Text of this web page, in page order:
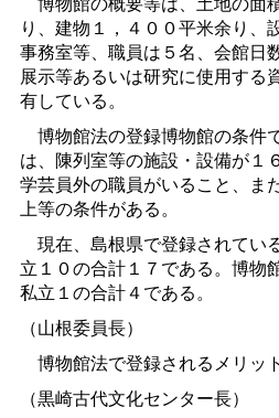
り、建物１，４００平米余り、
事務室等、職員は５名、会館日
展示等あるいは研究に使用する
有している。
博物館法の登録博物館の条件
は、陳列室等の施設・設備が１
学芸員外の職員がいること、ま
上等の条件がある。
現在、島根県で登録されてい
立１０の合計１７である。博物
私立１の合計４である。
（山根委員長）
博物館法で登録されるメリッ
（黒崎古代文化センター長）